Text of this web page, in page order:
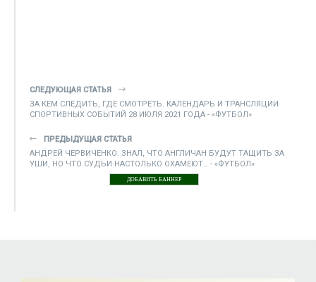
СЛЕДУЮЩАЯ СТАТЬЯ
ЗА КЕМ СЛЕДИТЬ, ГДЕ СМОТРЕТЬ. КАЛЕНДАРЬ И ТРАНСЛЯЦИИ
СПОРТИВНЫХ СОБЫТИЙ 28 ИЮЛЯ 2021 ГОДА - «ФУТБОЛ»
ПРЕДЫДУЩАЯ СТАТЬЯ
АНДРЕЙ ЧЕРВИЧЕНКО: ЗНАЛ, ЧТО АНГЛИЧАН БУДУТ ТАЩИТЬ ЗА
УШИ, НО ЧТО СУДЬИ НАСТОЛЬКО ОХАМЕЮТ… - «ФУТБОЛ»
ДОБАВИТЬ БАННЕР